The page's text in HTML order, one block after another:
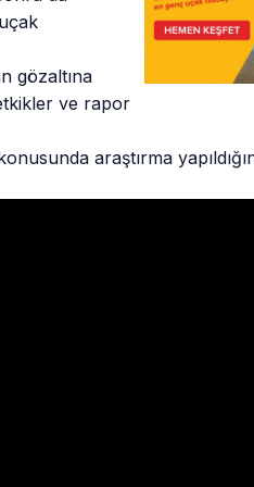
gözaltına
ve rapor
araştırma